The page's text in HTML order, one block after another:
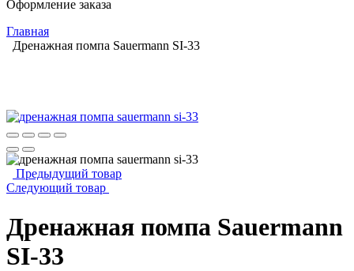
Оформление заказа
Главная
Дренажная помпа Sauermann SI-33
Предыдущий товар
Следующий товар
Дренажная помпа Sauermann
SI-33